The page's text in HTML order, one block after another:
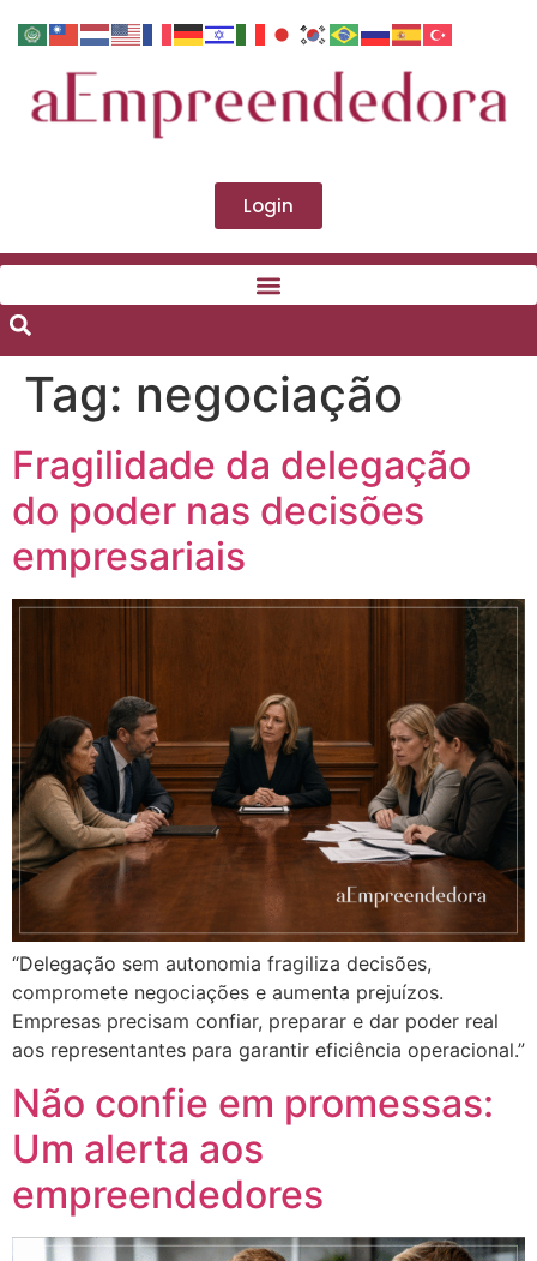
Login
Tag: negociação
Fragilidade da delegação
do poder nas decisões
empresariais
“Delegação sem autonomia fragiliza decisões,
compromete negociações e aumenta prejuízos.
Empresas precisam confiar, preparar e dar poder real
aos representantes para garantir eficiência operacional.”
Não confie em promessas:
Um alerta aos
empreendedores